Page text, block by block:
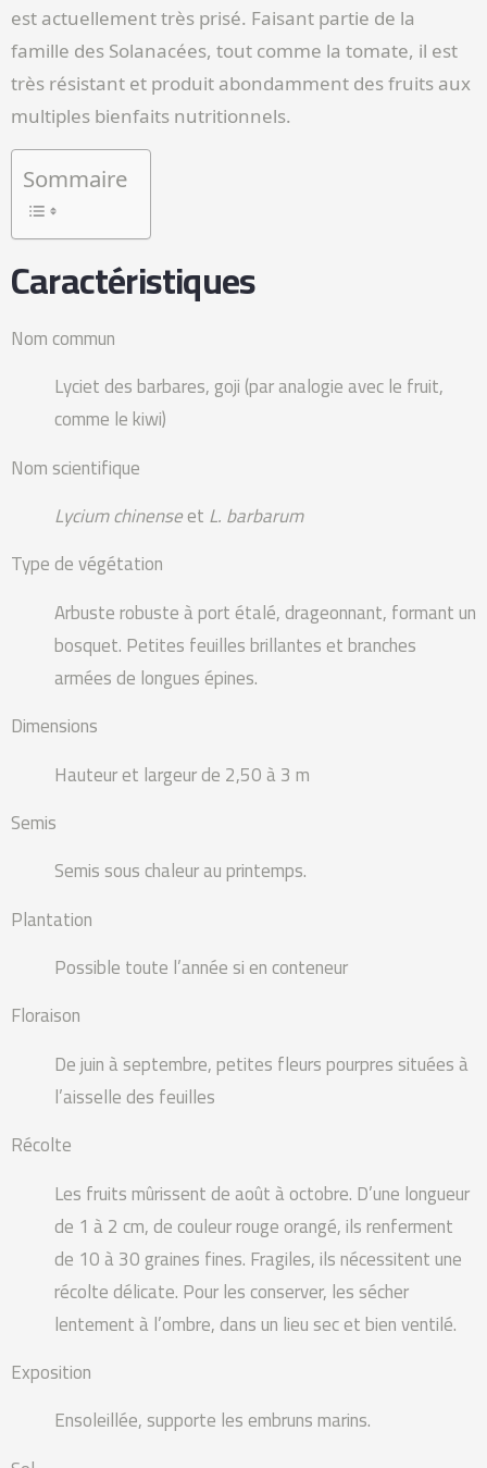
est actuellement très prisé. Faisant partie de la
famille des Solanacées, tout comme la tomate, il est
très résistant et produit abondamment des fruits aux
multiples bienfaits nutritionnels.
Sommaire
Caractéristiques
Nom commun
Lyciet des barbares, goji (par analogie avec le fruit,
comme le kiwi)
Nom scientifique
Lycium chinenseetL. barbarum
Type de végétation
Arbuste robuste à port étalé, drageonnant, formant un
bosquet. Petites feuilles brillantes et branches
armées de longues épines.
Dimensions
Hauteur et largeur de 2,50 à 3 m
Semis
Semis sous chaleur au printemps.
Plantation
Possible toute l’année si en conteneur
Floraison
De juin à septembre, petites fleurs pourpres situées à
l’aisselle des feuilles
Récolte
Les fruits mûrissent de août à octobre. D’une longueur
de 1 à 2 cm, de couleur rouge orangé, ils renferment
de 10 à 30 graines fines. Fragiles, ils nécessitent une
récolte délicate. Pour les conserver, les sécher
lentement à l’ombre, dans un lieu sec et bien ventilé.
Exposition
Ensoleillée, supporte les embruns marins.